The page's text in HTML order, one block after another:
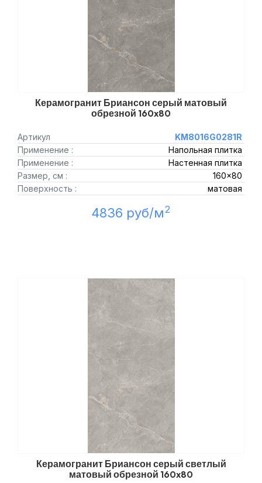
Керамогранит Бриансон серый матовый
обрезной 160x80
Артикул
KM8016G0281R
Применение :
Напольная плитка
Применение :
Настенная плитка
Размер, см :
160x80
Поверхность :
матовая
4836 руб/м2
Керамогранит Бриансон серый светлый
матовый обрезной 160x80